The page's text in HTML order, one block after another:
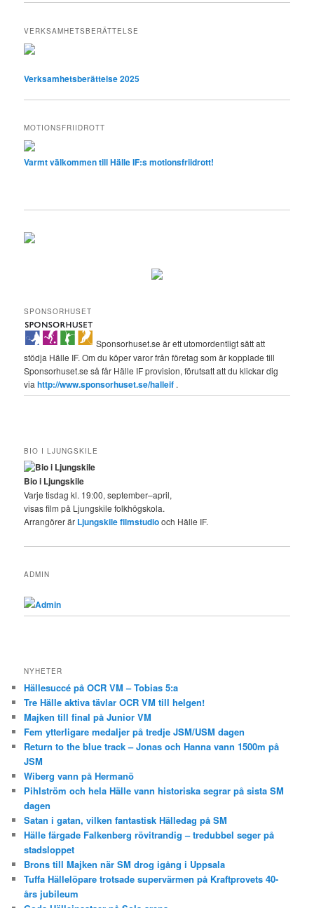
VERKSAMHETSBERÄTTELSE
Verksamhetsberättelse 2025
MOTIONSFRIIDROTT
Varmt välkommen till Hälle IF:s motionsfriidrott!
SPONSORHUSET
Sponsorhuset.se är ett utomordentligt sätt att
stödja Hälle IF. Om du köper varor från företag som är kopplade till
Sponsorhuset.se så får Hälle IF provision, förutsatt att du klickar dig
viahttp://www.sponsorhuset.se/halleif .
BIO I LJUNGSKILE
Bio i Ljungskile
Varje tisdag kl. 19:00, september–april,
visas film på Ljungskile folkhögskola.
Arrangörer är Ljungskile filmstudiooch Hälle IF.
ADMIN
Admin
NYHETER
Hällesuccé på OCR VM – Tobias 5:a
Tre Hälle aktiva tävlar OCR VM till helgen!
Majken till final på Junior VM
Fem ytterligare medaljer på tredje JSM/USM dagen
Return to the blue track – Jonas och Hanna vann 1500m på
JSM
Wiberg vann på Hermanö
Pihlström och hela Hälle vann historiska segrar på sista SM
dagen
Satan i gatan, vilken fantastisk Hälledag på SM
Hälle färgade Falkenberg rövitrandig – tredubbel seger på
stadsloppet
Brons till Majken när SM drog igång i Uppsala
Tuffa Hällelöpare trotsade supervärmen på Kraftprovets 40-
års jubileum